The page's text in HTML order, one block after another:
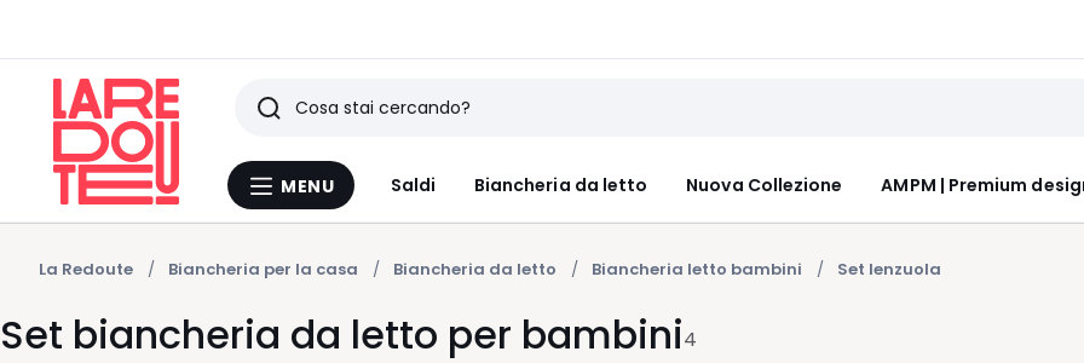
Menu
MENU Saldi Biancheria da letto Nuova Collezione AMPM | Premium
Ricerca
Ultimi
articoli
visti
La Redoute Biancheria per la casa Biancheria da letto Biancheria letto bambini Set lenzuola
Set biancheria da letto per bambini4